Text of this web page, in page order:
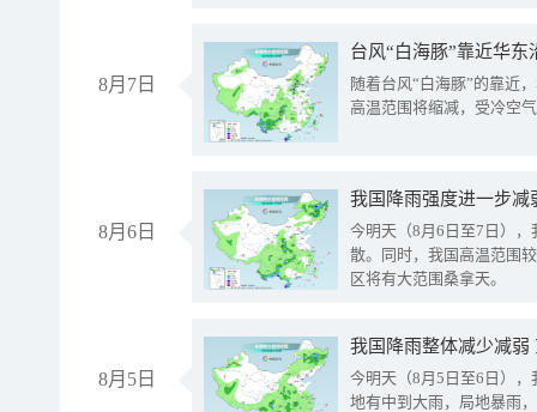
8月7日
台风“白海豚”靠近华
随着台风“白海豚”的靠近
高温范围将缩减，受冷空
8月6日
今明天（8月6日至7日）
散。同时，我国高温范围
区将有大范围桑拿天。
8月5日
我国降雨整体减少减弱
今明天（8月5日至6日）
地有中到大雨，局地暴雨